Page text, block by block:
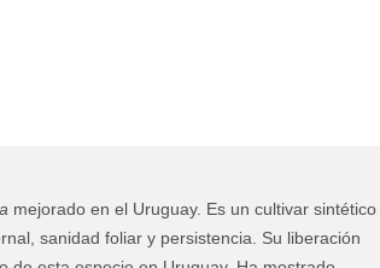
mejorado en el Uruguay. Es un cultivar sintético
sanidad foliar y persistencia. Su liberación